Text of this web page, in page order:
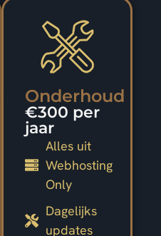
Onderhoud
€300 per
jaar
Alles uit
Webhosting
Only
Dagelijks
updates